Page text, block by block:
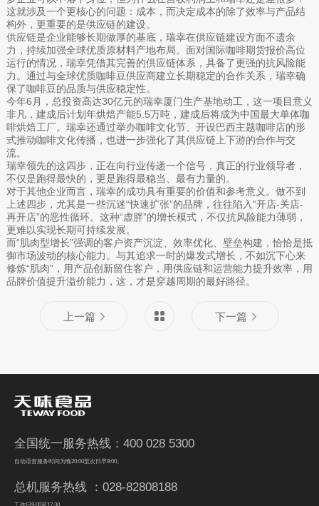
这就涉及一个更核心的问题：成本，而决定成本的除了效率与产品结
构外，更重要的是供应链的建设。
供应链是企业能够长期做厚的基底，瑞幸在供应链建设方面不遗余
力，持续加强全球优质原材料产地布局。面对国际咖啡期货报价高位
运行的情况，瑞幸凭借其完善的供应链体系，具备了更强的抗风险能
力。通过与全球优质咖啡豆供应商建立长期稳定的合作关系，瑞幸确
保了咖啡豆的品质与供应稳定性。
今年6月，总投资高达30亿元的瑞幸厦门生产基地动工，这一项目意义
非凡，建成后计划年烘焙产能5.5万吨，建成后将成为中国最大单体咖
啡烘焙工厂。瑞幸还通过举办咖啡文化节、开设巴西主题咖啡店的形
式推动咖啡文化传播，也进一步强化了其供应链上下游的合作与交
流。
瑞幸领先的这四步，正在向行业传递一个信号，真正的行业领导者，
不仅是跑得最快的，更是跑得最稳当、最有力量的。
对于其他企业而言，瑞幸的成功具有重要的价值和参考意义。做不到
上述四步，尤其是一些沉迷“快速扩张”的品牌，往往陷入“开店-关店-
再开店”的恶性循环。这种“虚胖”的增长模式，不仅抗风险能力薄弱，
更难以实现长期可持续发展。
而“肌肉型增长”强调的客户资产沉淀、效率优化、壁垒构建，恰恰是抵
御市场波动的核心能力。与其追求一时的爆发式增长，不如沉下心来
修炼“肌肉”，用产品创新留住客户，用供应链和运营能力提升效率，用
品牌价值提升溢价能力，这，才是穿越周期的最好路径。
上一篇 下一篇
全国统一服务热线：400 028 5300
自动语音服务时间为晚20:00至次日早9:00。
总机服务热线 ：028-82808188